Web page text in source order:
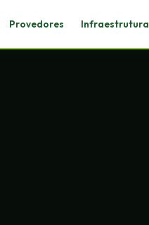
Provedores Infraestrutura